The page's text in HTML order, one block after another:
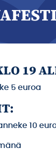
19
5 euroa
10